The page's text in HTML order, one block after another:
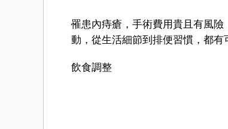
罹患內痔瘡，手術費用貴且有風
動，從生活細節到排便習慣，都有
飲食調整